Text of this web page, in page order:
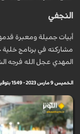
النجفي
أبيات جميلة ومعبرة
مشاركته في برنامج خلية
المهدي عجل الله فرجه
الخميس 9 مارس 2023 - 15:49 بتوقيت مكة